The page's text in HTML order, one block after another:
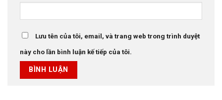
Lưu tên của tôi, email, và trang web trong trình duyệt
này cho lần bình luận kế tiếp của tôi.